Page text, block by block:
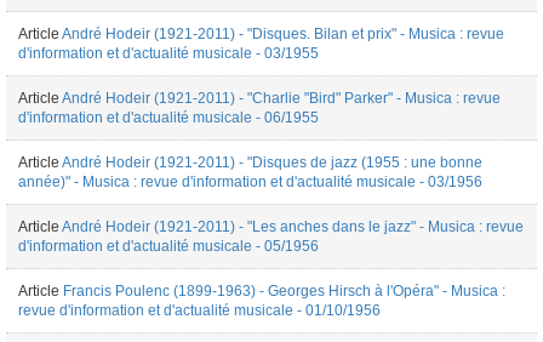
Article André Hodeir (1921-2011) - "Disques. Bilan et prix" - Musica : revue
d'information et d'actualité musicale - 03/1955
Article André Hodeir (1921-2011) - "Charlie "Bird" Parker" - Musica : revue
d'information et d'actualité musicale - 06/1955
Article André Hodeir (1921-2011) - "Disques de jazz (1955 : une bonne
année)" - Musica : revue d'information et d'actualité musicale - 03/1956
Article André Hodeir (1921-2011) - "Les anches dans le jazz" - Musica : revue
d'information et d'actualité musicale - 05/1956
Article Francis Poulenc (1899-1963) - Georges Hirsch à l'Opéra" - Musica :
revue d'information et d'actualité musicale - 01/10/1956